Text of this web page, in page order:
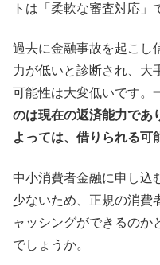
トは「柔軟な審査対応」
過去に金融事故を起こし
力が低いと診断され、大
可能性は大変低いです。
のは現在の返済能力であ
よっては、借りられる可
中小消費者金融に申し込
少ないため、正規の消費
ャッシングができるのか
でしょうか。